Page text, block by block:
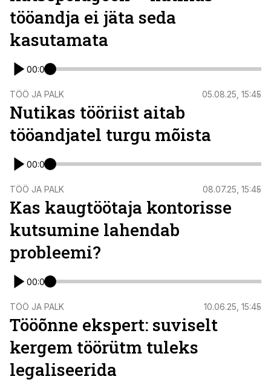
tööandja ei jäta seda
kasutamata
00:00
TÖÖ JA PALK 05.08.25, 15:45
Nutikas tööriist aitab
tööandjatel turgu mõista
00:00
TÖÖ JA PALK 08.07.25, 15:45
Kas kaugtöötaja kontorisse
kutsumine lahendab
probleemi?
00:00
TÖÖ JA PALK 10.06.25, 15:45
Tööõnne ekspert: suviselt
kergem töörütm tuleks
legaliseerida